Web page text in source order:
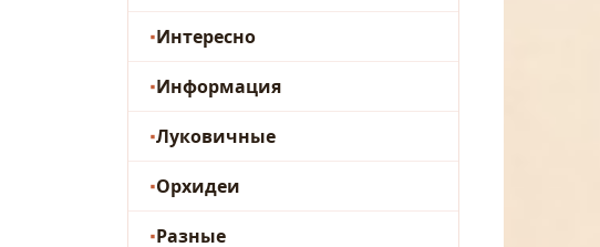
Интересно
Информация
Луковичные
Орхидеи
Разные